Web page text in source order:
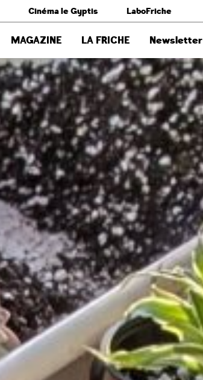
Cinéma le Gyptis LaboFriche
MAGAZINE LA FRICHE Newsletter